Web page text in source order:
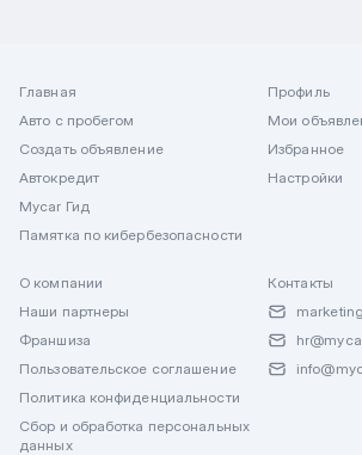
Главная
Авто с пробегом
Создать объявление
Автокредит
Mycar Гид
Памятка по кибербезопасности
Профиль
Мои
Избранное
Настройки
О компании
Наши партнеры
Франшиза
Пользовательское соглашение
Политика конфиденциальности
Сбор и обработка персональных
данных
Контакты